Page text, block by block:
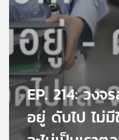
เครือ
ข่าย
วิทยุ
ไทย
บี
เอส EP. 214: วงจ
อยู่ ดับไป ไม่